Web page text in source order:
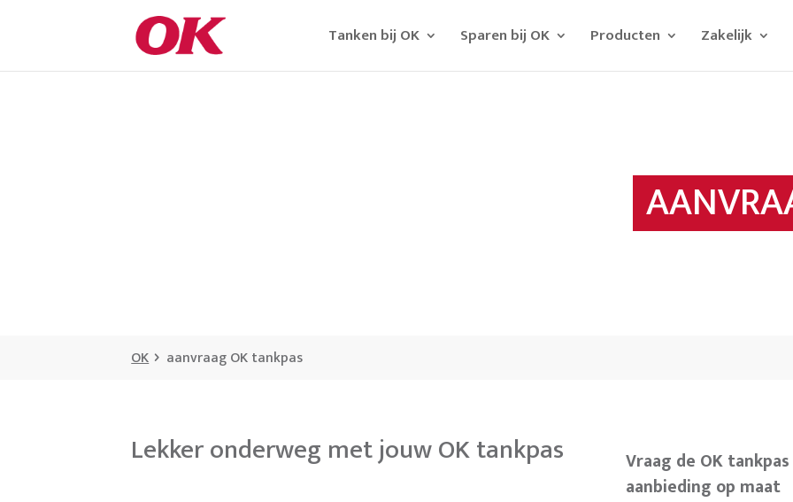
Tanken bij OK Sparen bij OK Producten Zakelijk
OK aanvraag OK tankpas
Lekker onderweg met jouw OK tankpas
Vraag de OK
aanbieding op maat